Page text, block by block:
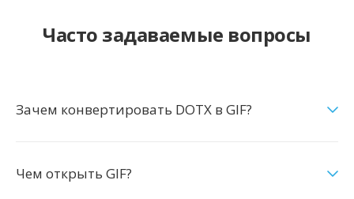
Часто задаваемые вопросы
Зачем конвертировать DOTX в GIF?
Чем открыть GIF?